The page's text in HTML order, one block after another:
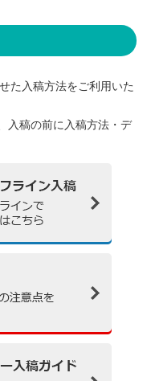
た入稿方法をご利用いた
入稿の前に入稿方法・デ